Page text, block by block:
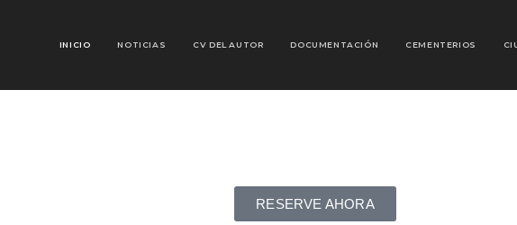
INICIO NOTICIAS CV DEL AUTOR DOCUMENTACIÓN CEMENTERIOS
RESERVE AHORA